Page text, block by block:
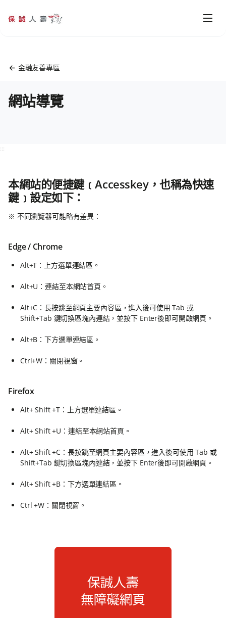
金融友善專區
網站導覽
:::
本網站的便捷鍵﹝Accesskey，也稱為快速
鍵﹞設定如下：
※ 不同瀏覽器可能略有差異：
Edge / Chrome
Alt+T：上方選單連結區。
Alt+U：連結至本網站首頁。
Alt+C：長按跳至網頁主要內容區，進入後可使用 Tab 或
Shift+Tab 鍵切換區塊內連結，並按下 Enter後即可開啟網頁。
Alt+B：下方選單連結區。
Ctrl+W：關閉視窗。
Firefox
Alt+ Shift +T：上方選單連結區。
Alt+ Shift +U：連結至本網站首頁。
Alt+ Shift +C：長按跳至網頁主要內容區，進入後可使用 Tab 或
Shift+Tab 鍵切換區塊內連結，並按下 Enter後即可開啟網頁。
Alt+ Shift +B：下方選單連結區。
Ctrl +W：關閉視窗。